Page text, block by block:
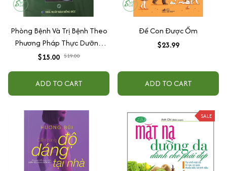
Phòng Bệnh Và Trị Bệnh Theo
Phương Pháp Thực Dưỡng
Ohsawa
$15.00 $19.00
ADD TO CART
Để Con Được Ốm
$23.99
ADD TO CART
SALE